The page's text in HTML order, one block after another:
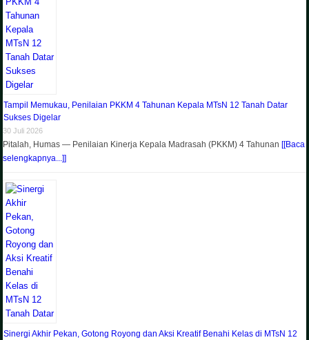
Tampil Memukau, Penilaian PKKM 4 Tahunan Kepala MTsN 12 Tanah Datar
Sukses Digelar
30 Juli 2026
Pitalah, Humas — Penilaian Kinerja Kepala Madrasah (PKKM) 4 Tahunan [[Baca
selengkapnya...]]
Sinergi Akhir Pekan, Gotong Royong dan Aksi Kreatif Benahi Kelas di MTsN 12